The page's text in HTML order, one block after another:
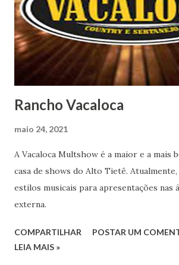
Rancho Vacaloca
maio 24, 2021
A Vacaloca Multshow é a maior e a mais
casa de shows do Alto Tietê.
estilos musicais para apresentações nas
externa.
COMPARTILHAR
POSTAR UM
LEIA MAIS »